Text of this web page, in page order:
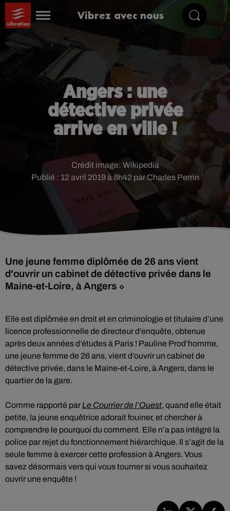
Vibrez avec nous
Angers : une
détective privée
arrive en ville !
Publié : 12 avril 2019 à 8h42 par Charles Perrin
Crédit image: Wikipedia
Une jeune femme diplômée de 26 ans vient
d'ouvrir un cabinet de détective privée dans le
Maine-et-Loire, à Angers ⬦
Elle est diplômée en droit et en criminologie et titulaire d’une
licence professionnelle de directeur d’enquête, obtenue
après deux années d’études à Paris ! Pauline Prod’homme,
une jeune femme de 26 ans, vient d’ouvrir un cabinet de
détective privée, dans le Maine-et-Loire, à Angers, dans le
quartier de la gare.
Comme rapporté par Le Courrier de l’Ouest, quand elle était
petite, la jeune enquêtrice adorait fouiner, et chercher à
comprendre le pourquoi du comment. Elle n’a pas intégré la
police par rejet du fonctionnement hiérarchique. Il s’agit de la
seule femme à exercer cette profession à Angers. Vous
savez désormais vers qui vous tourner si vous souhaitez
ouvrir une enquête !